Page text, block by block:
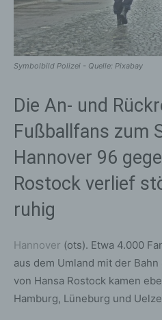
Symbolbild Polizei - Quelle: Pixabay
Die An- und
Fußballfans zum
Hannover 96
Rostock verlief
ruhig
Hannover (ots). Etwa 4.000
aus dem Umland mit der
von Hansa Rostock kamen
Hamburg, Lüneburg und